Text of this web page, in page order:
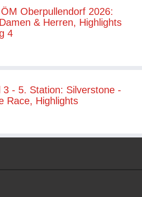
Oberpullendorf 2026:
& Herren, Highlights
4
3 - 5. Station: Silverstone -
Race, Highlights